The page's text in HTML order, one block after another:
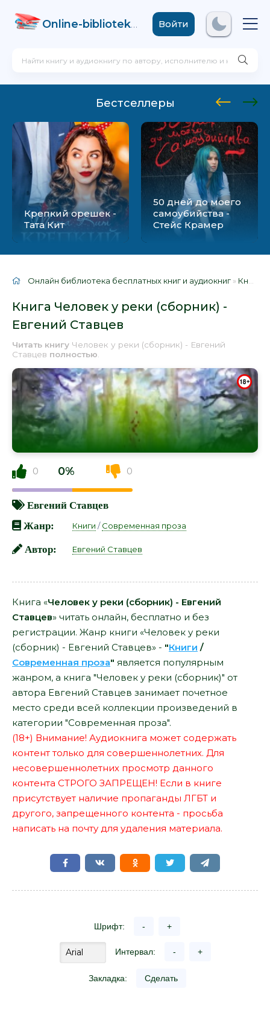
Online-biblioteka .comВойти
Бестселлеры
Крепкий орешек -
Тата Кит
50 дней до моего
самоубийства -
Стейс Крамер
Онлайн библиотека бесплатных книг и аудиокниг » Книги
Книга Человек у реки (сборник) -
Евгений Ставцев
Читать книгу Человек у реки (сборник) - Евгений
Ставцев полностью
0 0% 0
Евгений Ставцев
Жанр:
Книги /Современная проза
Автор: Евгений Ставцев
Книга «Человек у реки (сборник) - Евгений
Ставцев» читать онлайн, бесплатно и без
регистрации. Жанр книги «Человек у реки
(сборник) - Евгений Ставцев» - "Книги /
Современная проза" является популярным
жанром, а книга "Человек у реки (сборник)" от
автора Евгений Ставцев занимает почетное
место среди всей коллекции произведений в
категории "Современная проза".
(18+) Внимание! Аудиокнига может содержать
контент только для совершеннолетних. Для
несовершеннолетних просмотр данного
контента СТРОГО ЗАПРЕЩЕН! Если в книге
присутствует наличие пропаганды ЛГБТ и
другого, запрещенного контента - просьба
написать на почту для удаления материала.
Шрифт: - +
Интервал: - +
Закладка: Сделать